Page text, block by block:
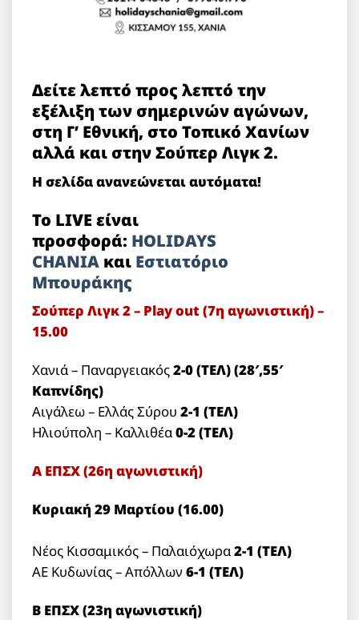
Δείτε λεπτό προς λεπτό την
εξέλιξη των σημερινών αγώνων,
στη Γ’ Εθνική, στο Τοπικό Χανίων
αλλά και στην Σούπερ Λιγκ 2.
Η σελίδα ανανεώνεται αυτόματα!
Το LIVE είναι
προσφορά: HOLIDAYS
CHANIA και Εστιατόριο
Μπουράκης
Σούπερ Λιγκ 2 – Play out (7η αγωνιστική) –
15.00
Χανιά – Παναργειακός2-0 (ΤΕΛ) (28′,55′
Καπνίδης)
Αιγάλεω – Ελλάς Σύρου2-1 (ΤΕΛ)
Ηλιούπολη – Καλλιθέα0-2 (ΤΕΛ)
Α ΕΠΣΧ (26η αγωνιστική)
Κυριακή 29 Μαρτίου (16.00)
Νέος Κισσαμικός – Παλαιόχωρα2-1 (ΤΕΛ)
ΑΕ Κυδωνίας – Απόλλων6-1 (ΤΕΛ)
Β ΕΠΣΧ (23η αγωνιστική)